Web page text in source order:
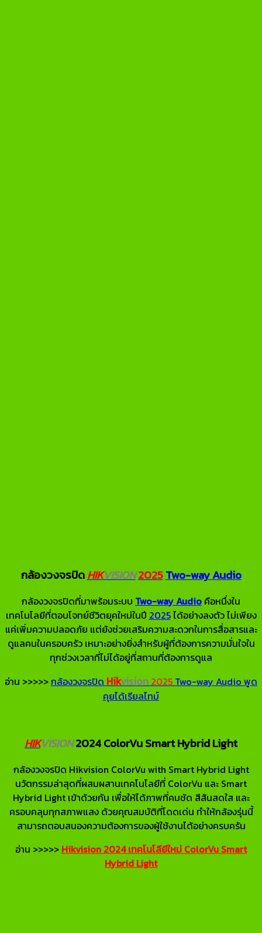
กล้องวงจรปิดHIKVISION2025Two-way Audio
กล้องวงจรปิดที่มาพร้อมระบบ Two-way Audio คือหนึ่งใน
เทคโนโลยีที่ตอบโจทย์ชีวิตยุคใหม่ในปี 2025ได้อย่างลงตัว ไม่เพียง
แค่เพิ่มความปลอดภัย แต่ยังช่วยเสริมความสะดวกในการสื่อสารและ
ดูแลคนในครอบครัว เหมาะอย่างยิ่งสำหรับผู้ที่ต้องการความมั่นใจใน
ทุกช่วงเวลาที่ไม่ได้อยู่ที่สถานที่ต้องการดูแล
อ่าน >>>>>กล้องวงจรปิด Hikvision 2025 Two-way Audio พูด
คุยได้เรียลไทม์
HIKVISION2024 ColorVu Smart Hybrid Light
กล้องวงจรปิด Hikvision ColorVu with Smart Hybrid Light
นวัตกรรมล่าสุดที่ผสมผสานเทคโนโลยีที่ ColorVu และ Smart
Hybrid Light เข้าด้วยกัน เพื่อให้ได้ภาพที่คมชัด สีสันสดใส และ
ครอบคลุมทุกสภาพแสง ด้วยคุณสมบัติที่โดดเด่น ทำให้กล้องรุ่นนี้
สามารถตอบสนองความต้องการของผู้ใช้งานได้อย่างครบครัน
อ่าน >>>>> Hikvision 2024 เทคโนโลียีใหม่ ColorVu Smart
Hybrid Light